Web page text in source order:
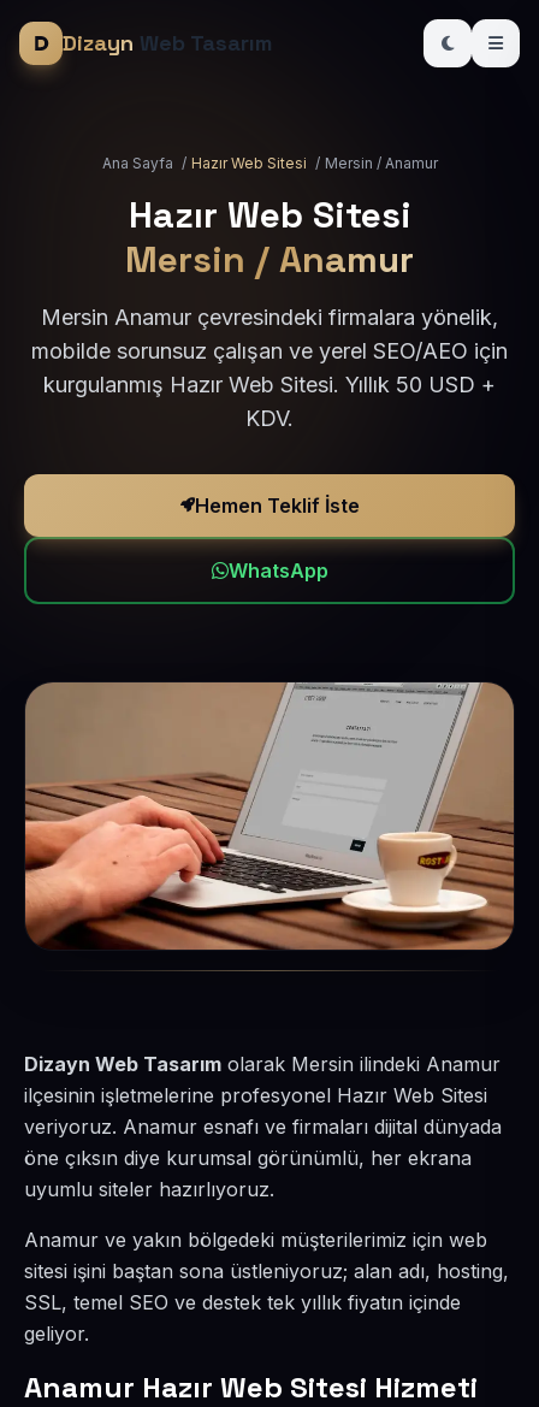
Dizayn Web Tasarım
Ana Sayfa / Hazır Web Sitesi / Mersin / Anamur
Hazır Web Sitesi
Mersin / Anamur
Mersin Anamur çevresindeki firmalara yönelik,
mobilde sorunsuz çalışan ve yerel SEO/AEO için
kurgulanmış Hazır Web Sitesi. Yıllık 50 USD +
KDV.
Hemen Teklif İste
WhatsApp
Dizayn Web Tasarım olarak Mersin ilindeki Anamur
ilçesinin işletmelerine profesyonel Hazır Web Sitesi
veriyoruz. Anamur esnafı ve firmaları dijital dünyada
öne çıksın diye kurumsal görünümlü, her ekrana
uyumlu siteler hazırlıyoruz.
Anamur ve yakın bölgedeki müşterilerimiz için web
sitesi işini baştan sona üstleniyoruz; alan adı, hosting,
SSL, temel SEO ve destek tek yıllık fiyatın içinde
geliyor.
Anamur Hazır Web Sitesi Hizmeti